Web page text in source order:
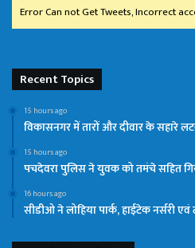
Error Can not Get Tweets, Incorrect
Recent Topics
15 hours ago
विकासनगर में तारों और दीवार के सहारे
15 hours ago
पचदेवरा पुलिस ने युवक को तमंचे सहित
16 hours ago
सीडीओ ने लोहिया पार्क, हाईटेक नर्सरी